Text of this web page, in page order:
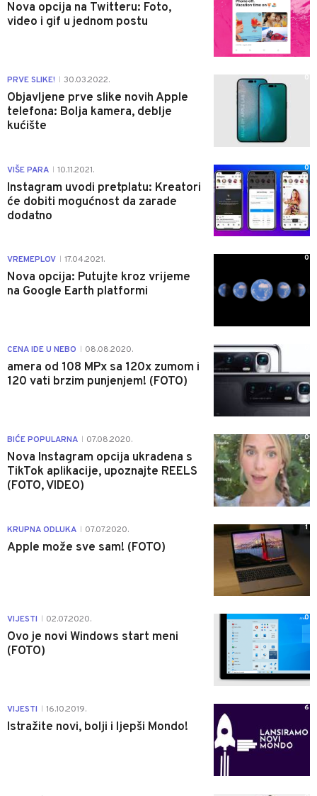
Nova opcija na Twitteru: Foto,
video i gif u jednom postu
PRVE SLIKE! 30.03.2022.
Objavljene prve slike novih Apple
telefona: Bolja kamera, deblje
kućište
0
VIŠE PARA 10.11.2021.
Instagram uvodi pretplatu: Kreatori
će dobiti mogućnost da zarade
dodatno
0
VREMEPLOV 17.04.2021.
Nova opcija: Putujte kroz vrijeme
na Google Earth platformi
0
CENA IDE U NEBO 08.08.2020.
amera od 108 MPx sa 120x zumom i
120 vati brzim punjenjem! (FOTO)
BIĆE POPULARNA 07.08.2020.
Nova Instagram opcija ukradena s
TikTok aplikacije, upoznajte REELS
(FOTO, VIDEO)
0
KRUPNA ODLUKA 07.07.2020.
Apple može sve sam! (FOTO)
1
VIJESTI 02.07.2020.
Ovo je novi Windows start meni
(FOTO)
0
VIJESTI 16.10.2019.
Istražite novi, bolji i ljepši Mondo!
6